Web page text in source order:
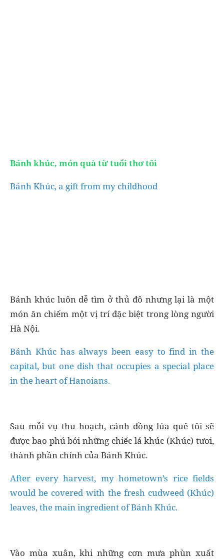
Bánh khúc, món quà từ tuổi thơ tôi
Bánh Khúc, a gift from my childhood
Bánh khúc luôn dễ tìm ở thủ đô nhưng lại là một
món ăn chiếm một vị trí đặc biệt trong lòng người
Hà Nội.
Bánh Khúc has always been easy to find in the
capital, but one dish that occupies a special place
in the heart of Hanoians.
Sau mỗi vụ thu hoạch, cánh đồng lúa quê tôi sẽ
được bao phủ bởi những chiếc lá khúc (Khúc) tươi,
thành phần chính của Bánh Khúc.
After every harvest, my hometown’s rice fields
would be covered with the fresh cudweed (Khúc)
leaves, the main ingredient of Bánh Khúc.
Vào mùa xuân, khi những cơn mưa phùn xuất